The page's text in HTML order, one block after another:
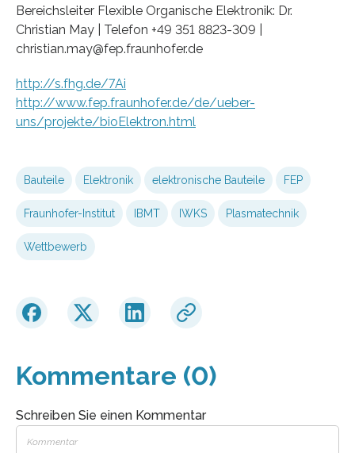
Bereichsleiter Flexible Organische Elektronik: Dr.
Christian May | Telefon +49 351 8823-309 |
christian.may@fep.fraunhofer.de
http://s.fhg.de/7Ai
http://www.fep.fraunhofer.de/de/ueber-
uns/projekte/bioElektron.html
Bauteile Elektronik elektronische Bauteile FEP
Fraunhofer-Institut IBMT IWKS Plasmatechnik
Wettbewerb
Kommentare (0)
Schreiben Sie einen Kommentar